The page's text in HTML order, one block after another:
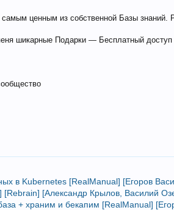
ценным из собственной Базы знаний.
шикарные Подарки — Бесплатный
в Kubernetes [RealManual] [Егоров
[Rebrain] [Александр Крылов, Василий
+ храним и бекапим [RealManual]